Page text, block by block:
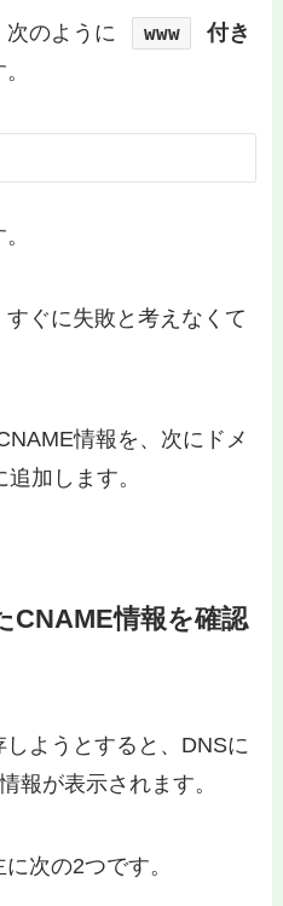
次のように www
付き
ぐに失敗と考えなくて
情報を、次にドメ
加します。
CNAME情報を確認
ようとすると、DNSに
報が表示されます。
次の2つです。